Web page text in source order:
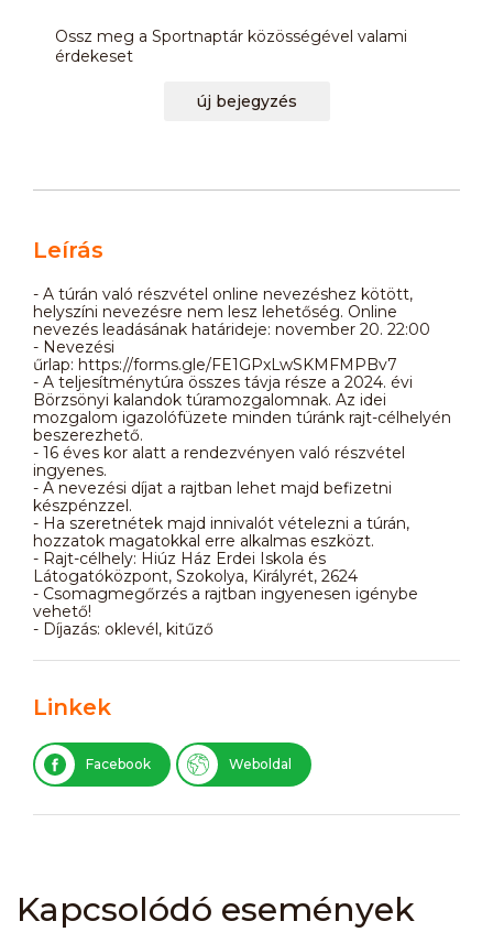
Ossz meg a Sportnaptár közösségével valami
érdekeset
új bejegyzés
Leírás
- A túrán való részvétel online nevezéshez kötött,
helyszíni nevezésre nem lesz lehetőség. Online
nevezés leadásának határideje: november 20. 22:00
- Nevezési
űrlap: https://forms.gle/FE1GPxLwSKMFMPBv7
- A teljesítménytúra összes távja része a 2024. évi
Börzsönyi kalandok túramozgalomnak. Az idei
mozgalom igazolófüzete minden túránk rajt-célhelyén
beszerezhető.
- 16 éves kor alatt a rendezvényen való részvétel
ingyenes.
- A nevezési díjat a rajtban lehet majd befizetni
készpénzzel.
- Ha szeretnétek majd innivalót vételezni a túrán,
hozzatok magatokkal erre alkalmas eszközt.
- Rajt-célhely: Hiúz Ház Erdei Iskola és
Látogatóközpont, Szokolya, Királyrét, 2624
- Csomagmegőrzés a rajtban ingyenesen igénybe
vehető!
- Díjazás: oklevél, kitűző
Linkek
Facebook Weboldal
Kapcsolódó események